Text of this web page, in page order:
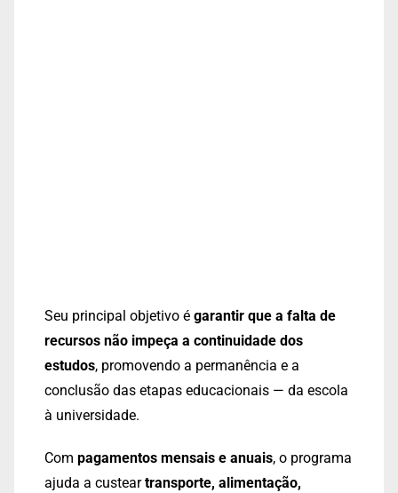
Seu principal objetivo é garantir que a falta de
recursos não impeça a continuidade dos
estudos, promovendo a permanência e a
conclusão das etapas educacionais — da escola
à universidade.
Com pagamentos mensais e anuais, o programa
ajuda a custeartransporte, alimentação,